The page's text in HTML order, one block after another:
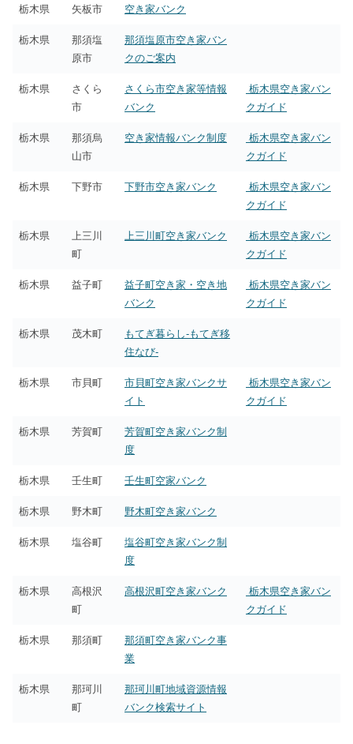
栃木県 矢板市 空き家バンク
栃木県
那須塩
原市
那須塩原市空き家バン
クのご案内
栃木県
さくら
市
さくら市空き家等情報
バンク
栃木県空き家バン
クガイド
栃木県
那須烏
山市
空き家情報バンク制度
栃木県空き家バン
クガイド
栃木県 下野市 下野市空き家バンク
栃木県空き家バン
クガイド
栃木県
上三川
町
上三川町空き家バンク
栃木県空き家バン
クガイド
栃木県 益子町
益子町空き家・空き地
バンク
栃木県空き家バン
クガイド
栃木県 茂木町
もてぎ暮らし-もてぎ移
住なび-
栃木県 市貝町
市貝町空き家バンクサ
イト
栃木県空き家バン
クガイド
栃木県 芳賀町
芳賀町空き家バンク制
度
栃木県 壬生町 壬生町空家バンク
栃木県 野木町 野木町空き家バンク
栃木県 塩谷町
塩谷町空き家バンク制
度
栃木県
高根沢
町
高根沢町空き家バンク
栃木県空き家バン
クガイド
栃木県 那須町
那須町空き家バンク事
業
栃木県
那珂川
町
那珂川町地域資源情報
バンク検索サイト